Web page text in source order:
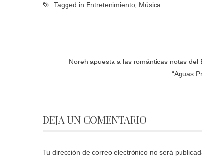
Tagged in Entretenimiento Música
Noreh apuesta a las románticas notas del
“Aguas
DEJA UN COMENTARIO
Tu dirección de correo electrónico no será